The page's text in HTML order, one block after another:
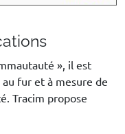
», il est
fur et à mesure de
Tracim propose